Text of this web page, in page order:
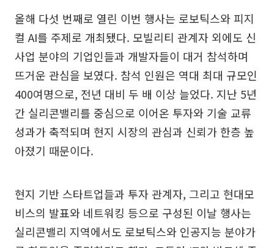
올해 다섯 번째로 열린 이번 행사는 로보틱스와 피지
컬 AI를 주제로 개최됐다. 모빌리티 관계자 외에도 신
사업 분야의 기업인들과 개발자들이 대거 참석하며
뜨거운 관심을 보였다. 참석 인원은 역대 최대 규모인
400여명으로, 전년 대비 두 배 이상 늘었다. 지난 5년
간 실리콘밸리를 중심으로 이어온 투자와 기술 교류
성과가 축적되며 현지 시장의 관심과 신뢰가 한층 높
아졌기 때문이다.
현지 기반 스타트업들과 투자 관계자, 그리고 현대모
비스의 발표와 네트워킹 등으로 구성된 이날 행사는
실리콘밸리 지역에서도 로보틱스와 인공지능 분야가